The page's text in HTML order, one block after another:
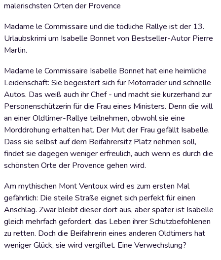
malerischsten Orten der Provence
Madame le Commissaire und die tödliche Rallye ist der 13.
Urlaubskrimi um Isabelle Bonnet von Bestseller-Autor Pierre
Martin.
Madame le Commissaire Isabelle Bonnet hat eine heimliche
Leidenschaft: Sie begeistert sich für Motorräder und schnelle
Autos. Das weiß auch ihr Chef - und macht sie kurzerhand zur
Personenschützerin für die Frau eines Ministers. Denn die will
an einer Oldtimer-Rallye teilnehmen, obwohl sie eine
Morddrohung erhalten hat. Der Mut der Frau gefällt Isabelle.
Dass sie selbst auf dem Beifahrersitz Platz nehmen soll,
findet sie dagegen weniger erfreulich, auch wenn es durch die
schönsten Orte der Provence gehen wird.
Am mythischen Mont Ventoux wird es zum ersten Mal
gefährlich: Die steile Straße eignet sich perfekt für einen
Anschlag. Zwar bleibt dieser dort aus, aber später ist Isabelle
gleich mehrfach gefordert, das Leben ihrer Schutzbefohlenen
zu retten. Doch die Beifahrerin eines anderen Oldtimers hat
weniger Glück, sie wird vergiftet. Eine Verwechslung?